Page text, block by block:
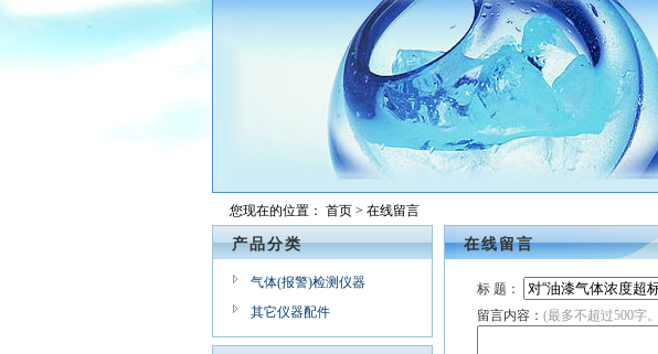
您现在的位置： 首页 > 在线留言
产品分类
气体(报警)检测仪器
其它仪器配件
在线留言
标 题：
留言内容： (最多不超过500字